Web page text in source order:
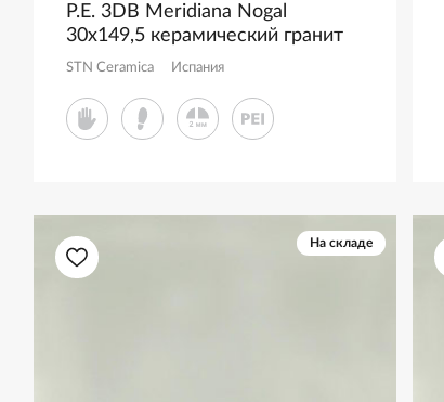
P.E. 3DB Meridiana Nogal
30x149,5 керамический гранит
матовый
STN Ceramica Испания
На складе